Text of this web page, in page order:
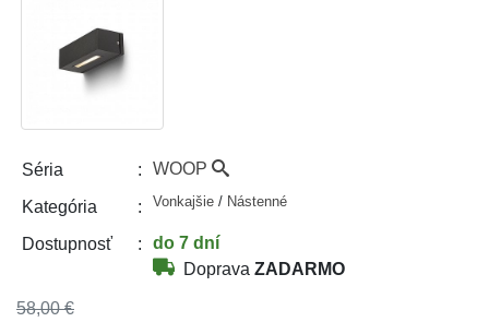
Séria WOOP
Kategória Vonkajšie / Nástenné
Dostupnosť
do 7 dní
Doprava ZADARMO
58,00 €